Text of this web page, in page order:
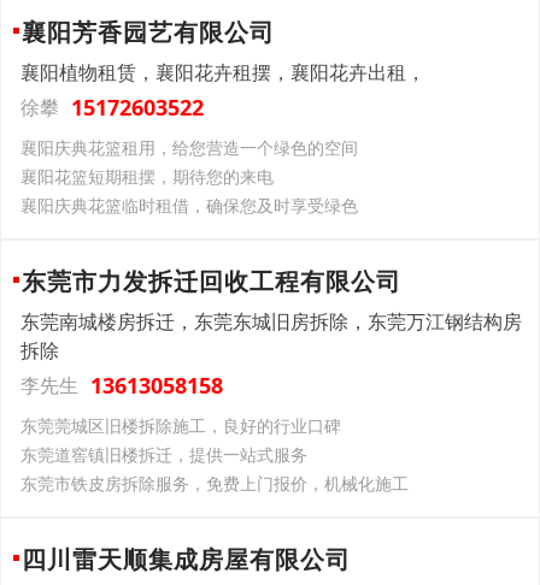
襄阳芳香园艺有限公司
襄阳植物租赁，襄阳花卉租摆，襄阳花卉出租，
徐攀 15172603522
襄阳庆典花篮租用，给您营造一个绿色的空间
襄阳花篮短期租摆，期待您的来电
襄阳庆典花篮临时租借，确保您及时享受绿色
东莞市力发拆迁回收工程有限公司
东莞南城楼房拆迁，东莞东城旧房拆除，东莞万江钢结构房
拆除
李先生 13613058158
东莞莞城区旧楼拆除施工，良好的行业口碑
东莞道窖镇旧楼拆迁，提供一站式服务
东莞市铁皮房拆除服务，免费上门报价，机械化施工
四川雷天顺集成房屋有限公司